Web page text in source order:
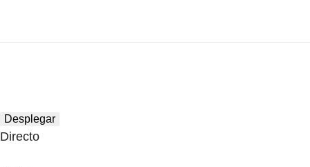
Desplegar
Directo